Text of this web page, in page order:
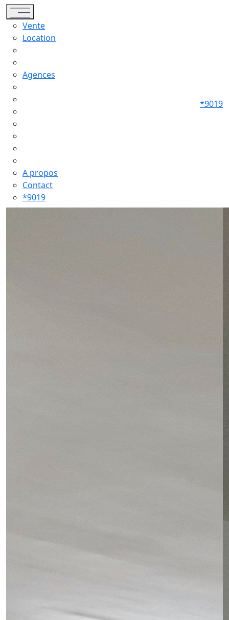
Toggle navigation
Vente
Location
Agences
A propos
Contact
*9019
*9019